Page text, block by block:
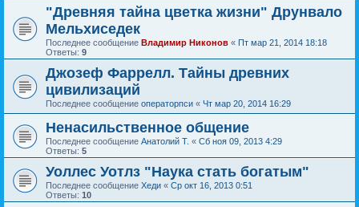
"Древняя тайна цветка жизни" Друнвало
Мельхиседек
Последнее сообщение Владимир Никонов « Пт мар 21, 2014 18:18
Ответы: 9
Джозеф Фаррелл. Тайны древних
цивилизаций
Последнее сообщение операторпси « Чт мар 20, 2014 16:29
Ненасильственное общение
Последнее сообщение Анатолий Т. « Сб ноя 09, 2013 4:29
Ответы: 5
Уоллес Уотлз "Наука стать богатым"
Последнее сообщение Хеди « Ср окт 16, 2013 0:51
Ответы: 10